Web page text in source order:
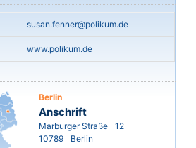
susan.fenner@polikum.de
www.polikum.de
Berlin
Anschrift
Marburger Straße
12
10789
Berlin